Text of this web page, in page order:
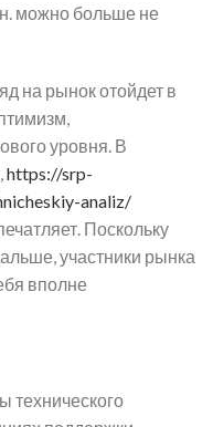
можно больше не
на рынок отойдет в
уровня. В
https://srp-
analiz/
Поскольку
участники рынка
вполне
технического